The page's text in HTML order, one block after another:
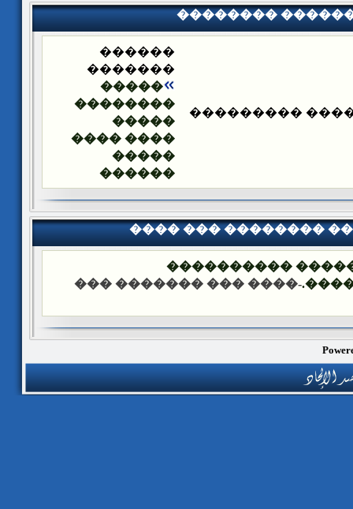
��������
��������
������
�������
�����
��������
�����
���� ����
�����
������
���� ��� ��������
��� ����:
-���� ��� ������� ���